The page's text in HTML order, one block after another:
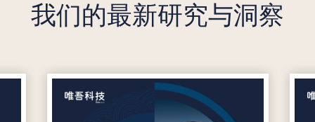
我们的最新研究与洞察